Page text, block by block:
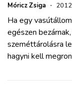
Móricz Zsiga ·
Ha egy
egészen
szeméttárolásra
hagyni kell